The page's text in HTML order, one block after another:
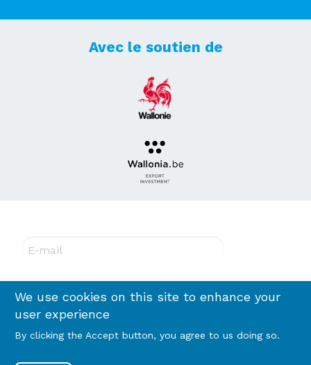
Avec le soutien de
E-mail
Rejoignez-nous
Footer
We use cookies on this site to enhance your
user experience
By clicking the Accept button, you agree to us doing so.